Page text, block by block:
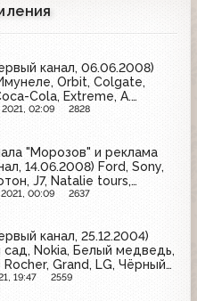
канал, 06.06.2008)
Orbit, Colgate,
Cola, Extreme, А.
Kur, Любимый сад, Биг
02:09 2828
"Морозов" и реклама
14.06.2008) Ford, Sony,
J7, Natalie tours,
историй, Garnier,
00:09 2637
канал, 25.12.2004)
Nokia, Белый медведь,
Rocher, Grand, LG, Чёрный
Ярпиво, Samsung
19:47 2559